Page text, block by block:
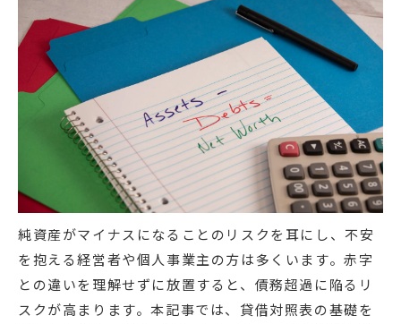
純資産がマイナスになることのリスクを耳にし、不安
を抱える経営者や個人事業主の方は多くいます。赤字
との違いを理解せずに放置すると、債務超過に陥るリ
スクが高まります。本記事では、貸借対照表の基礎を